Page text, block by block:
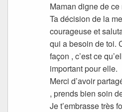
Maman digne de
Ta décision de la
courageuse et
qui a besoin de toi.
façon , c’est ce
important pour elle.
Merci d’avoir
, prends bien soin
Je t’embrasse très